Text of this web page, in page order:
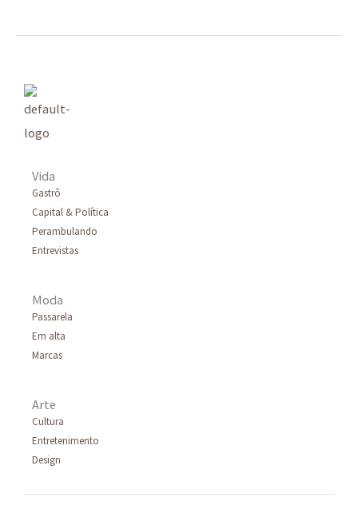
Vida
Gastrô
Capital & Política
Perambulando
Entrevistas
Moda
Passarela
Em alta
Marcas
Arte
Cultura
Entretenimento
Design